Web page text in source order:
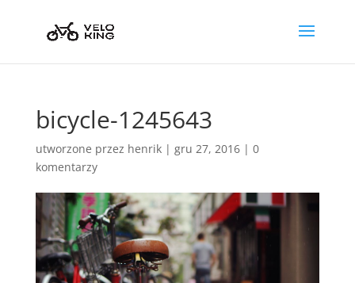
bicycle-1245643
utworzone przez henrik| gru 27, 2016| 0
komentarzy